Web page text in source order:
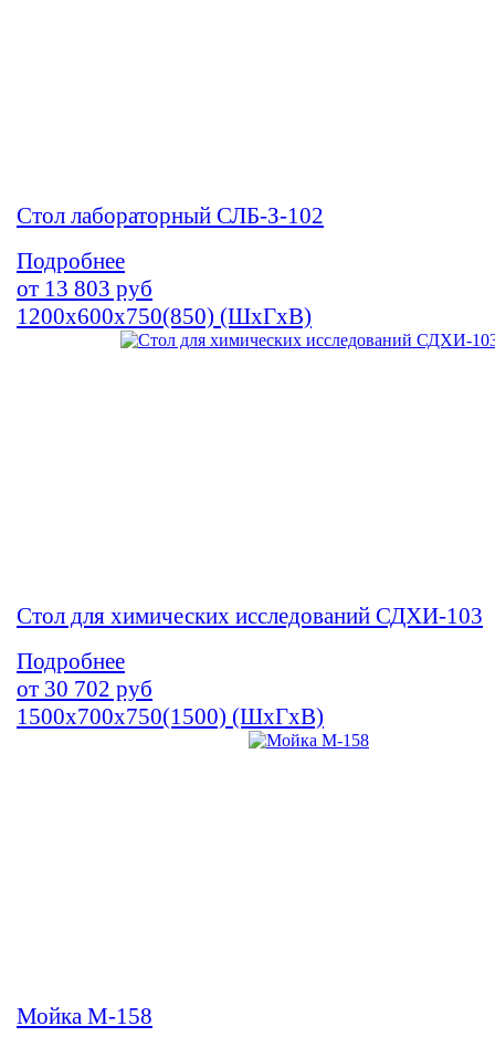
Стол лабораторный СЛБ-З-102
Подробнее
от 13 803 руб
1200х600х750(850) (ШхГхВ)
Стол для химических исследований СДХИ-103
Подробнее
от 30 702 руб
1500х700х750(1500) (ШхГхВ)
Мойка М-158